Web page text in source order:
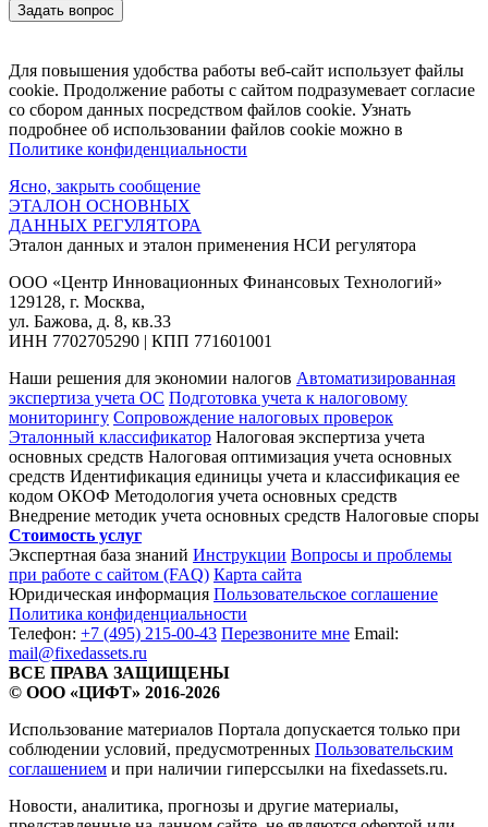
Задать вопрос
Для повышения удобства работы веб-сайт использует файлы
cookie. Продолжение работы с сайтом подразумевает согласие
со сбором данных посредством файлов cookie. Узнать
подробнее об использовании файлов cookie можно в
Политике конфиденциальности
Ясно, закрыть сообщение
ЭТАЛОН ОСНОВНЫХ
ДАННЫХ РЕГУЛЯТОРА
Эталон данных и эталон применения НСИ регулятора
ООО «Центр Инновационных Финансовых Технологий»
129128, г. Москва,
ул. Бажова, д. 8, кв.33
ИНН 7702705290 | КПП 771601001
Наши решения для экономии налогов Автоматизированная
экспертиза учета ОС Подготовка учета к налоговому
мониторингу Сопровождение налоговых проверок
Эталонный классификатор Налоговая экспертиза учета
основных средств Налоговая оптимизация учета основных
средств Идентификация единицы учета и классификация ее
кодом ОКОФ Методология учета основных средств
Внедрение методик учета основных средств Налоговые споры
Стоимость услуг
Экспертная база знаний Инструкции Вопросы и проблемы
при работе с сайтом (FAQ) Карта сайта
Юридическая информация Пользовательское соглашение
Политика конфиденциальности
Телефон: +7 (495) 215-00-43 Перезвоните мне Email:
mail@fixedassets.ru
ВСЕ ПРАВА ЗАЩИЩЕНЫ
© ООО «ЦИФТ» 2016-2026
Использование материалов Портала допускается только при
соблюдении условий, предусмотренных Пользовательским
соглашением и при наличии гиперссылки на fixedassets.ru.
Новости, аналитика, прогнозы и другие материалы,